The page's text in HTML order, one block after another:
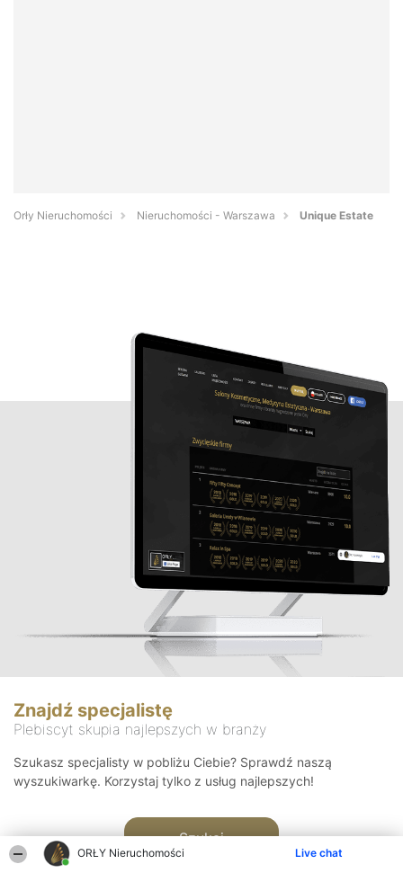
ORŁY Nieruchomości Live chat
Orły Nieruchomości Nieruchomości - Warszawa Unique Estate
Znajdź specjalistę
Plebiscyt skupia najlepszych w branży
Szukasz specjalisty w pobliżu Ciebie? Sprawdź naszą
wyszukiwarkę. Korzystaj tylko z usług najlepszych!
Szukaj